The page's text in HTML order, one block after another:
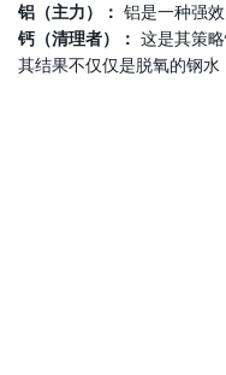
铝（主力）： 铝是一种强
钙（清理者）： 这是其策
其结果不仅仅是脱氧的钢水